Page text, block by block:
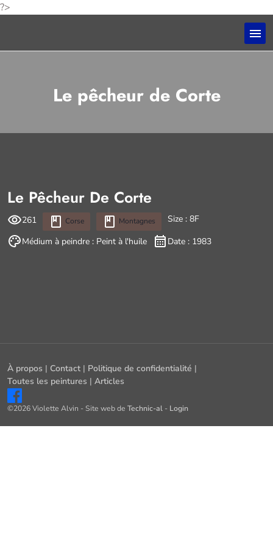
?>
Le pêcheur de Corte
Le Pêcheur De Corte
261 Corse Montagnes
Size : 8F
Médium à peindre : Peint à l'huile
Date : 1983
À propos | Contact | Politique de confidentialité |
Toutes les peintures | Articles
©2026 Violette Alvin - Site web de Technic-al - Login